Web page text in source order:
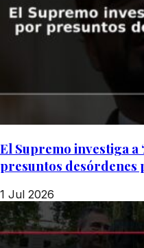
El Supremo investiga a
presuntos desórdenes
1 Jul 2026